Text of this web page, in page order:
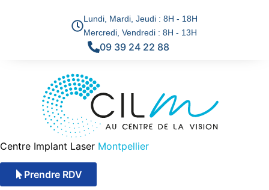
Lundi, Mardi, Jeudi : 8H - 18H
Mercredi, Vendredi : 8H - 13H
09 39 24 22 88
Centre Implant Laser Montpellier
Prendre RDV